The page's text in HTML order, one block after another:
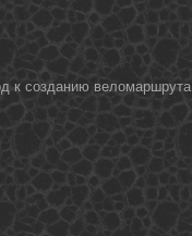
к созданию веломаршрута